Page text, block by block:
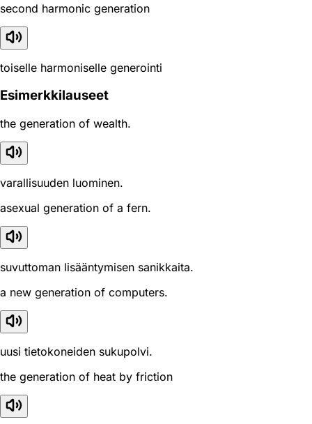
second harmonic generation
toiselle harmoniselle generointi
Esimerkkilauseet
the generation of wealth.
varallisuuden luominen.
asexual generation of a fern.
suvuttoman lisääntymisen sanikkaita.
a new generation of computers.
uusi tietokoneiden sukupolvi.
the generation of heat by friction